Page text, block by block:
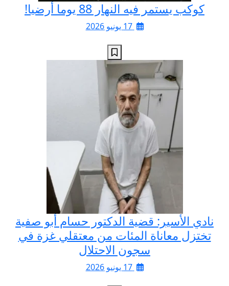
كوكب يستمر فيه النهار 88 يوما أرضيا!
17 يونيو 2026
نادي الأسير: قضية الدكتور حسام أبو صفية
تختزل معاناة المئات من معتقلي غزة في
سجون الاحتلال
17 يونيو 2026